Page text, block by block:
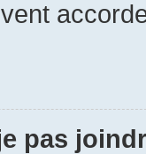
pas